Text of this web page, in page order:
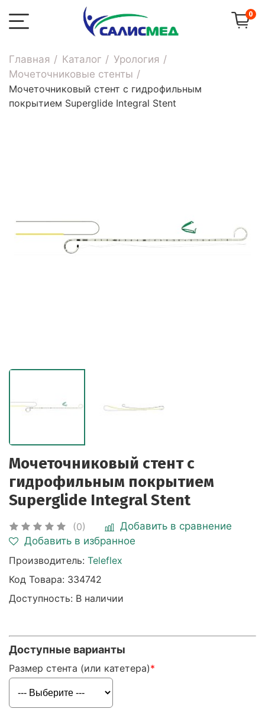
0
Главная Каталог
Урология
Мочеточниковые стенты
Мочеточниковый стент с гидрофильным
покрытием Superglide Integral Stent
Мочеточниковый стент с
гидрофильным покрытием
Superglide Integral Stent
(0)
Добавить в сравнение
Добавить в избранное
Производитель: Teleflex
Код Товара: 334742
Доступность: В наличии
Доступные варианты
Размер стента (или катетера)